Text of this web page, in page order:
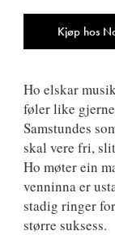
Kjøp hos
Ho elskar
føler like
Samstundes
skal vere fri,
Ho møter ein
venninna er
stadig ringer
større suksess.